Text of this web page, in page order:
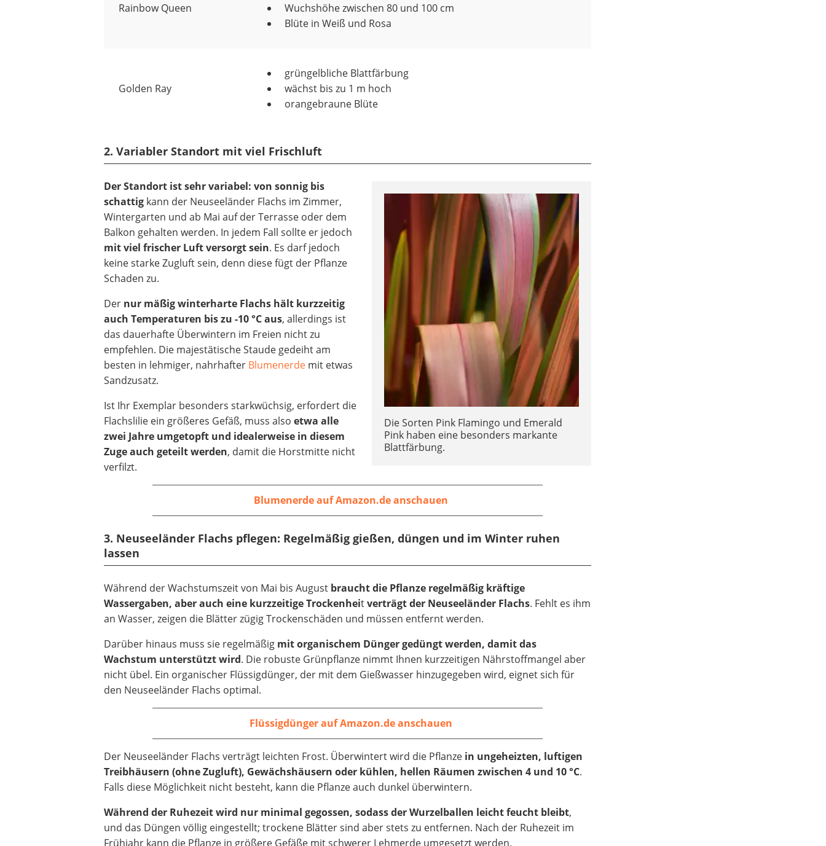
Rainbow Queen
Wuchshöhe zwischen 80 und 100 cm
Blüte in Weiß und Rosa
Golden Ray
grüngelbliche Blattfärbung
wächst bis zu 1 m hoch
orangebraune Blüte
2. Variabler Standort mit viel Frischluft
Die Sorten Pink Flamingo und Emerald
Pink haben eine besonders markante
Blattfärbung.
Der Standort ist sehr variabel: von sonnig bis
schattig kann der Neuseeländer Flachs im Zimmer,
Wintergarten und ab Mai auf der Terrasse oder dem
Balkon gehalten werden. In jedem Fall sollte er jedoch
mit viel frischer Luft versorgt sein. Es darf jedoch
keine starke Zugluft sein, denn diese fügt der Pflanze
Schaden zu.
Der nur mäßig winterharte Flachs hält kurzzeitig
auch Temperaturen bis zu -10 °C aus, allerdings ist
das dauerhafte Überwintern im Freien nicht zu
empfehlen. Die majestätische Staude gedeiht am
besten in lehmiger, nahrhafter Blumenerde mit etwas
Sandzusatz.
Ist Ihr Exemplar besonders starkwüchsig, erfordert die
Flachslilie ein größeres Gefäß, muss alsoetwa alle
zwei Jahre umgetopft und idealerweise in diesem
Zuge auch geteilt werden, damit die Horstmitte nicht
verfilzt.
Blumenerde auf Amazon.de anschauen
3. Neuseeländer Flachs pflegen: Regelmäßig gießen, düngen und im Winter ruhen
lassen
Während der Wachstumszeit von Mai bis August braucht die Pflanze regelmäßig kräftige
Wassergaben, aber auch eine kurzzeitige Trockenheitverträgt der Neuseeländer Flachs. Fehlt es ihm
an Wasser, zeigen die Blätter zügig Trockenschäden und müssen entfernt werden.
Darüber hinaus muss sie regelmäßig mit organischem Dünger gedüngt werden, damit das
Wachstum unterstützt wird. Die robuste Grünpflanze nimmt Ihnen kurzzeitigen Nährstoffmangel aber
nicht übel. Ein organischer Flüssigdünger, der mit dem Gießwasser hinzugegeben wird, eignet sich für
den Neuseeländer Flachs optimal.
Flüssigdünger auf Amazon.de anschauen
Der Neuseeländer Flachs verträgt leichten Frost. Überwintert wird die Pflanze in ungeheizten, luftigen
Treibhäusern (ohne Zugluft), Gewächshäusern oder kühlen, hellen Räumen zwischen 4 und 10 °C.
Falls diese Möglichkeit nicht besteht, kann die Pflanze auch dunkel überwintern.
Während der Ruhezeit wird nur minimal gegossen, sodass der Wurzelballen leicht feucht bleibt,
und das Düngen völlig eingestellt; trockene Blätter sind aber stets zu entfernen. Nach der Ruhezeit im
Frühjahr kann die Pflanze in größere Gefäße mit schwerer Lehmerde umgesetzt werden.